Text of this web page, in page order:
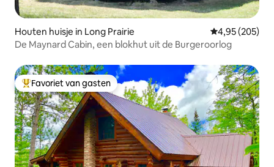
Houten huisje in Long Prairie Gemiddelde
4,95 (205)
De Maynard Cabin, een blokhut uit de Burgeroorlog
Topfavoriet van gasten
Favoriet van gasten